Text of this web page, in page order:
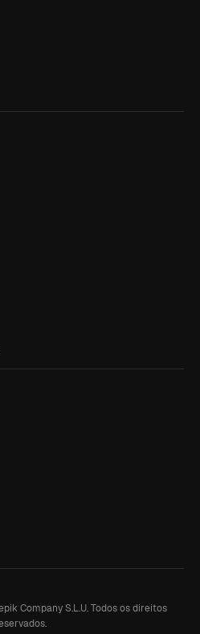
Company S.L.U. Todos os direitos
.